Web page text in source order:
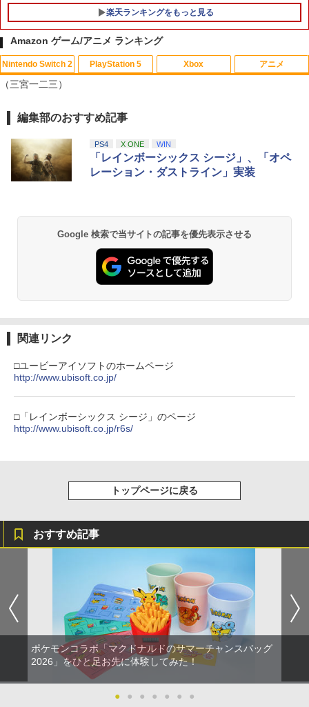
【PS5】機動警察パトレイバー the Case
Files [PS5 キドウケイサツパトレイバ-
ザ ケ-ス ファイル]
￥5,420
楽天ランキングをもっと見る
Amazon ゲーム/アニメ ランキング
Nintendo Switch 2
1
スプラトゥーン レイダース|オンライン
￥5,832
2 スプラトゥーン レイダース -Switch2
￥6,445
ンラインコード版
ニンテンドープリペイド番号 5000円|オ
ンラインコード版
PlayStation 5
1
PlayStation 5 デジタル・エディション
ese only (CFI-2200B01)
￥55,000
Beast of Reincarnation -PS5 【特典】
プロダクトコード 封入
￥7,286
トローラー ミッドナイト ブラック(CFI-
ZCT2J01)
【純正品】DualSense ワイヤレスコン
Xbox
1
【純正品】Xbox ワイヤレス コントロー
￥8,300
ラー (ロボット ホワイト)
￥8,020
トローラー Series 2 Core Edition (ホワ
イト)
アニメ
1
【Amazon.co.jp限定】劇場版モノノ怪
ナル三方背収納ケース付きコレクション)
(オリジナル特典:オリジナル巾着＋メー
カー特典:【坤と離】二振りの剣、十翼よ
り来たる！スタジオ描き下ろしイラスト
￥10,780
劇場版「鬼滅の刃」無限城編 第一章 猗
窩座再来 通常版 [Blu-ray]
￥3,964
3
劇場版「鬼滅の刃」無限城編 第一章 猗
窩座再来 通常版 [DVD]
￥3,523
￥8,698
第三章 蛇神 (オリジナル特典:オリジナル
巾着＋メーカー特典:【坤と離】二振りの
剣、十翼より来たる！スタジオ描き下ろ
しイラストボード付) [DVD]
￥8,800
（三宮一二三）
編集部のおすすめ記事
PS4 X ONE WIN
「レインボーシックス シージ」、「オペ
レーション・ダストライン」実装
Google 検索で当サイトの記事を優先表示させる
関連リンク
□ユービーアイソフトのホームページ
http://www.ubisoft.co.jp/
□「レインボーシックス シージ」のページ
http://www.ubisoft.co.jp/r6s/
トップページに戻る
おすすめ記事
ポケモンコラボ「マクドナルドのサマーチャンスバッグ
2026」をひと足お先に体験してみた！
● ● ● ● ● ● ●